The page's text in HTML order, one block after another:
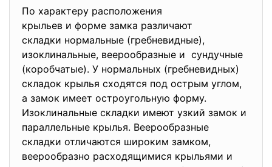
По характеру расположения
крыльев и форме замка различают
складки нормальные (гребневидные),
изоклинальные, веерообразные и сундучные
(коробчатые). У нормальных (гребневидных)
складок крылья сходятся под острым углом,
а замок имеет остроугольную форму.
Изоклинальные складки имеют узкий замок и
параллельные крылья. Веерообразные
складки отличаются широким замком,
веерообразно расходящимися крыльями и